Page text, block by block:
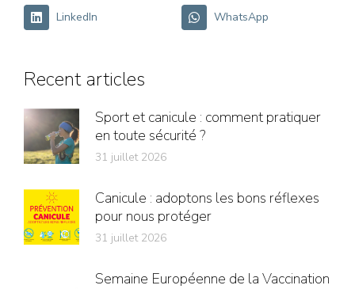
LinkedIn WhatsApp
Recent articles
Sport et canicule : comment pratiquer
en toute sécurité ?
31 juillet 2026
Canicule : adoptons les bons réflexes
pour nous protéger
31 juillet 2026
Semaine Européenne de la Vaccination